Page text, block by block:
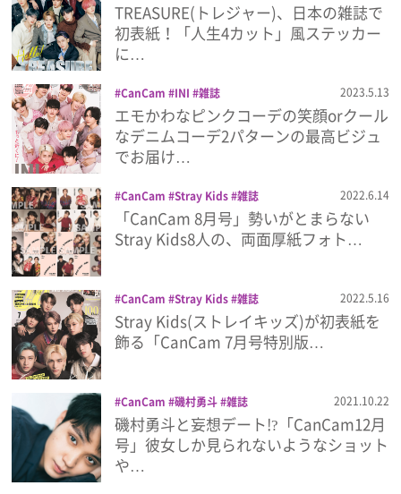
ランキング
Emo!miuとは？
免責事項
プライバシーポリシー
利用規約
お問い合わせ
TREASURE(トレジャー)、日本の雑誌で
初表紙！「人生4カット」風ステッカー
に…
CanCam INI 雑誌 2023.5.13
エモかわなピンクコーデの笑顔orクール
なデニムコーデ2パターンの最高ビジュ
でお届け…
CanCam Stray Kids 雑誌 2022.6.14
「CanCam 8月号」勢いがとまらない
Stray Kids8人の、両面厚紙フォト…
CanCam Stray Kids 雑誌 2022.5.16
​Stray Kids(ストレイキッズ)が初表紙を
飾る「CanCam 7月号特別版…
CanCam 磯村勇斗 雑誌 2021.10.22
磯村勇斗と妄想デート!?「CanCam12月
号」彼女しか見られないようなショット
や…